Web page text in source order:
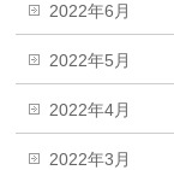
2022年6月
2022年5月
2022年4月
2022年3月